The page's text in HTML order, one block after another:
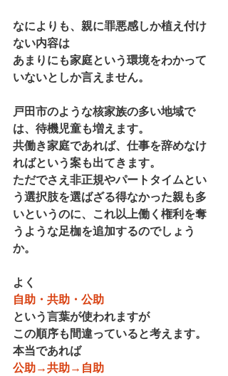
なによりも、親に罪悪感しか植え付け
ない内容は
あまりにも家庭という環境をわかって
いないとしか言えません。
戸田市のような核家族の多い地域で
は、待機児童も増えます。
共働き家庭であれば、仕事を辞めなけ
ればという案も出てきます。
ただでさえ非正規やパートタイムとい
う選択肢を選ばざる得なかった親も多
いというのに、これ以上働く権利を奪
うような足枷を追加するのでしょう
か。
よく
自助・共助・公助
という言葉が使われますが
この順序も間違っていると考えます。
本当であれば
公助→共助→自助